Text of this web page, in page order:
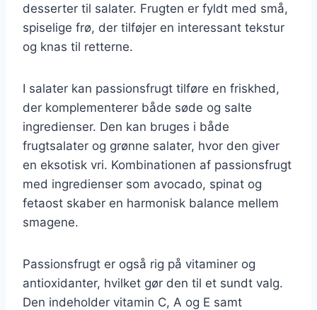
desserter til salater. Frugten er fyldt med små,
spiselige frø, der tilføjer en interessant tekstur
og knas til retterne.
I salater kan passionsfrugt tilføre en friskhed,
der komplementerer både søde og salte
ingredienser. Den kan bruges i både
frugtsalater og grønne salater, hvor den giver
en eksotisk vri. Kombinationen af passionsfrugt
med ingredienser som avocado, spinat og
fetaost skaber en harmonisk balance mellem
smagene.
Passionsfrugt er også rig på vitaminer og
antioxidanter, hvilket gør den til et sundt valg.
Den indeholder vitamin C, A og E samt